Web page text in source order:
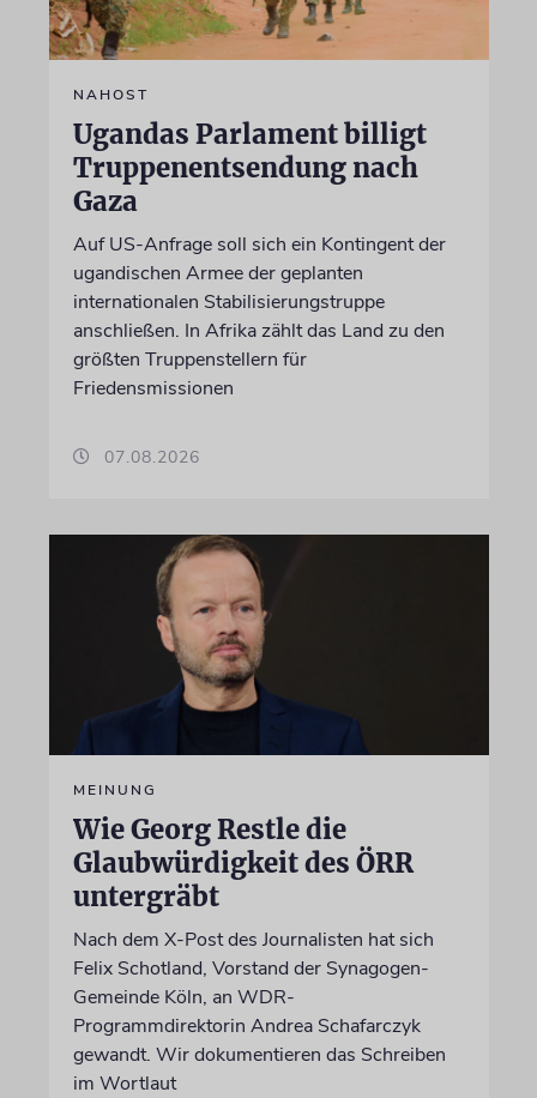
NAHOST
Ugandas Parlament billigt
Truppenentsendung nach
Gaza
Auf US-Anfrage soll sich ein Kontingent der
ugandischen Armee der geplanten
internationalen Stabilisierungstruppe
anschließen. In Afrika zählt das Land zu den
größten Truppenstellern für
Friedensmissionen
07.08.2026
MEINUNG
Wie Georg Restle die
Glaubwürdigkeit des ÖRR
untergräbt
Nach dem X-Post des Journalisten hat sich
Felix Schotland, Vorstand der Synagogen-
Gemeinde Köln, an WDR-
Programmdirektorin Andrea Schafarczyk
gewandt. Wir dokumentieren das Schreiben
im Wortlaut